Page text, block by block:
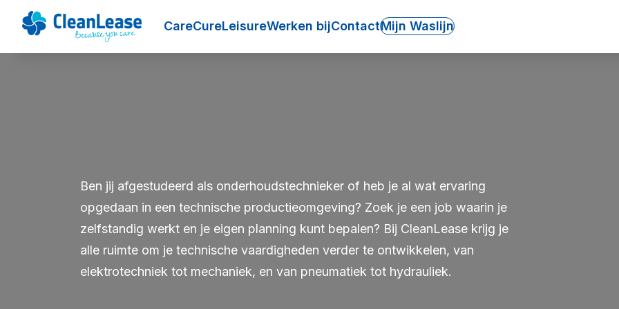
CareCureLeisureWerken bijContactMijn Waslijn
Ben jij afgestudeerd als onderhoudstechnieker of heb je al wat ervaring
opgedaan in een technische productieomgeving? Zoek je een job waarin je
zelfstandig werkt en je eigen planning kunt bepalen? Bij CleanLease krijg je
alle ruimte om je technische vaardigheden verder te ontwikkelen, van
elektrotechniek tot mechaniek, en van pneumatiek tot hydrauliek.